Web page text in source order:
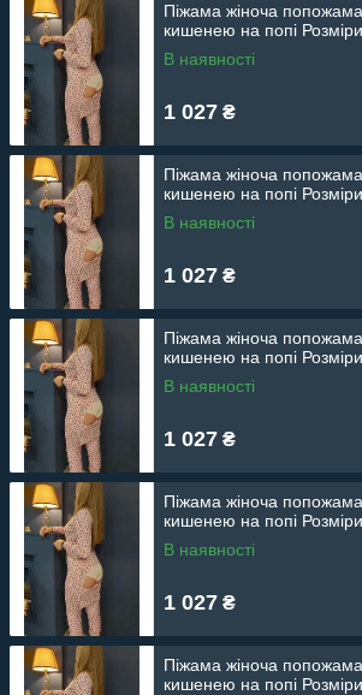
Піжама жіноча попожама
кишенею на попі
В наявності
1 027 ₴
Піжама жіноча попожама
кишенею на попі
В наявності
1 027 ₴
Піжама жіноча попожама
кишенею на попі
В наявності
1 027 ₴
Піжама жіноча попожама
кишенею на попі
В наявності
1 027 ₴
Піжама жіноча попожама
кишенею на попі